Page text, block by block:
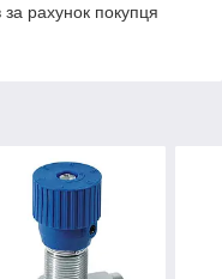
рахунок покупця